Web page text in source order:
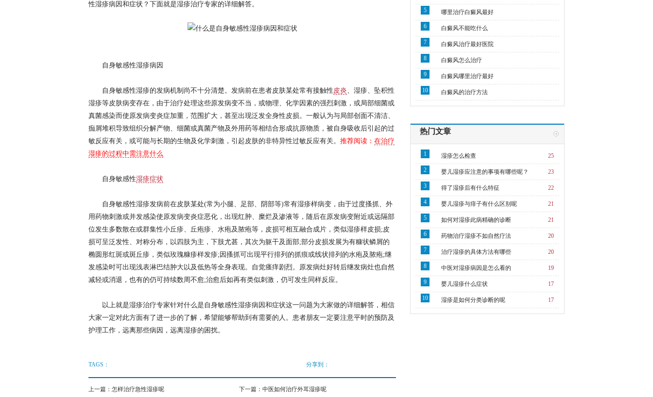
性湿疹病因和症状？下面就是湿疹治疗专家的详细解答。
自身敏感性湿疹病因
自身敏感性湿疹的发病机制尚不十分清楚。发病前在患者皮肤某处常有接触性皮炎、湿疹、坠积性
湿疹等皮肤病变存在，由于治疗处理这些原发病变不当，或物理、化学因素的强烈刺激，或局部细菌或
真菌感染而使原发病变炎症加重，范围扩大，甚至出现泛发全身性皮损。一般认为与局部创面不清洁、
痂屑堆积导致组织分解产物、细菌或真菌产物及外用药等相结合形成抗原物质，被自身吸收后引起的过
敏反应有关，或可能与长期的生物及化学刺激，引起皮肤的非特异性过敏反应有关。 推荐阅读： 在治疗
湿疹的过程中需注意什么
自身敏感性湿疹症状
自身敏感性湿疹发病前在皮肤某处(常为小腿、足部、阴部等)常有湿疹样病变，由于过度搔抓、外
用药物刺激或并发感染使原发病变炎症恶化，出现红肿、糜烂及渗液等，随后在原发病变附近或远隔部
位发生多数散在或群集性小丘疹、丘疱疹、水疱及脓疱等，皮损可相互融合成片，类似湿疹样皮损;皮
损可呈泛发性、对称分布，以四肢为主，下肢尤甚，其次为躯干及面部;部分皮损发展为有糠状鳞屑的
椭圆形红斑或斑丘疹，类似玫瑰糠疹样发疹;因搔抓可出现平行排列的抓痕或线状排列的水疱及脓疱;继
发感染时可出现浅表淋巴结肿大以及低热等全身表现。自觉瘙痒剧烈。原发病灶好转后继发病灶也自然
减轻或消退，也有的仍可持续数周不愈;治愈后如再有类似刺激，仍可发生同样反应。
以上就是湿疹治疗专家针对什么是自身敏感性湿疹病因和症状这一问题为大家做的详细解答，相信
大家一定对此方面有了进一步的了解，希望能够帮助到有需要的人。患者朋友一定要注意平时的预防及
护理工作，远离那些病因，远离湿疹的困扰。
TAGS： 分享到：
上一篇： 怎样治疗急性湿疹呢 下一篇：中医如何治疗外耳湿疹呢
5 哪里治疗白癜风最好
6 白癜风不能吃什么
7 白癜风治疗最好医院
8 白癜风怎么治疗
9 白癜风哪里治疗最好
10 白癜风的治疗方法
热门文章
1 湿疹怎么检查 25
2 婴儿湿疹应注意的事项有哪些呢？ 23
3 得了湿疹后有什么特征 22
4 婴儿湿疹与痱子有什么区别呢 21
5 如何对湿疹此病精确的诊断 21
6 药物治疗湿疹不如自然疗法 20
7 治疗湿疹的具体方法有哪些 20
8 中医对湿疹病因是怎么看的 19
9 婴儿湿疹什么症状 17
10 湿疹是如何分类诊断的呢 17